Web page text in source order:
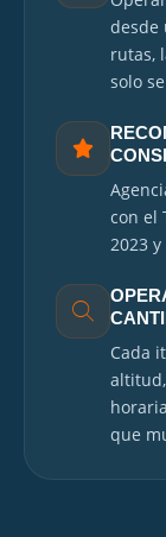
desde
rutas,
solo
con el
2023
Cada
que